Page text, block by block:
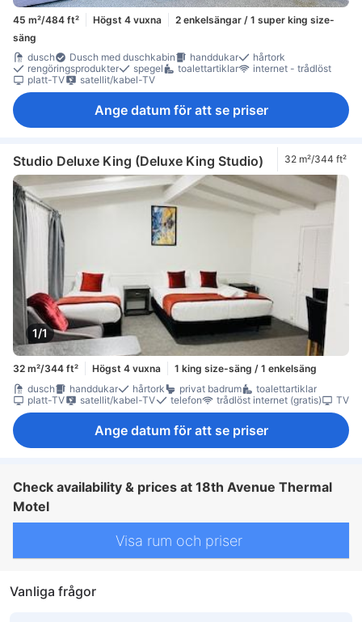
45 m²/484 ft² Högst 4 vuxna
2 enkelsängar / 1 super king size-
säng
dusch
Dusch med duschkabin handdukar
hårtork
rengöringsprodukter
spegel toalettartiklar
internet - trådlöst
platt-TV
satellit/kabel-TV
Ange datum för att se priser
Studio Deluxe King (Deluxe King Studio) 32 m²/344 ft²
1/1
32 m²/344 ft² Högst 4 vuxna
1 king size-säng / 1 enkelsäng
dusch
handdukar hårtork privat badrum
toalettartiklar
platt-TV
satellit/kabel-TV telefon trådlöst internet (gratis) TV
Ange datum för att se priser
Check availability & prices at 18th Avenue Thermal
Motel
Visa rum och priser
Vanliga frågor